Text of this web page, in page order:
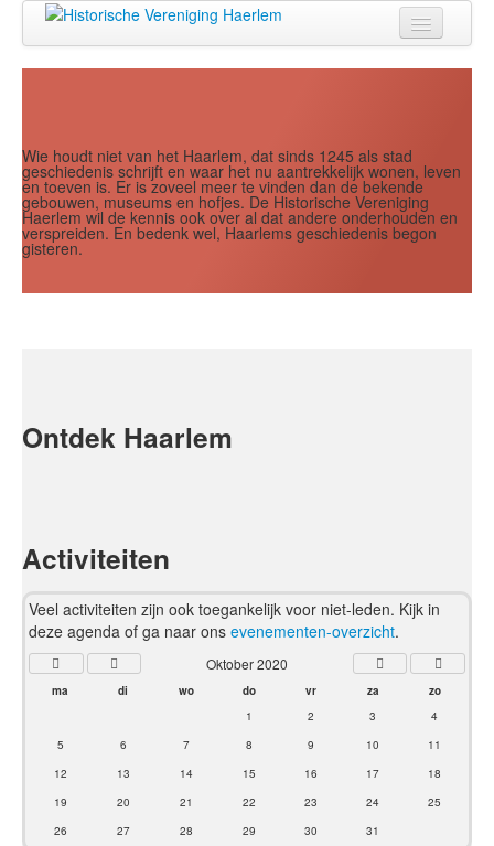
Zien
Lezen
Over ons
Wie houdt niet van het Haarlem, dat sinds 1245 als stad
geschiedenis schrijft en waar het nu aantrekkelijk wonen, leven
en toeven is. Er is zoveel meer te vinden dan de bekende
gebouwen, museums en hofjes. De Historische Vereniging
Haerlem wil de kennis ook over al dat andere onderhouden en
verspreiden. En bedenk wel, Haarlems geschiedenis begon
gisteren.
Ontdek Haarlem
Activiteiten
Veel activiteiten zijn ook toegankelijk voor niet-leden. Kijk in
deze agenda of ga naar ons evenementen-overzicht.
Jaar Maand Jaar
Maand
Oktober 2020
ma di wo do vr za
zo
1
2 3
4
5
6 7 8 9 10
11
12
13 14 15 16 17
18
19
20 21 22 23 24
25
26
27 28 29 30 31